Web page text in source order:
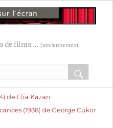
de films ... (anciennement
OK
de Elia Kazan
:
(1938) de George Cukor